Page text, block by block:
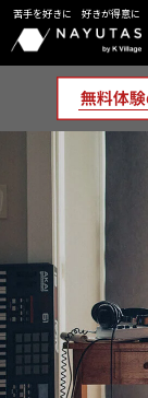
苦手を好きに 好きが得意に